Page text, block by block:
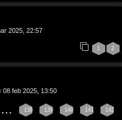
2025, 22:57
1 2
08 feb 2025, 13:50
… 138 139 140 141 142